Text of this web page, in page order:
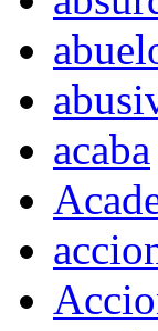
acaba